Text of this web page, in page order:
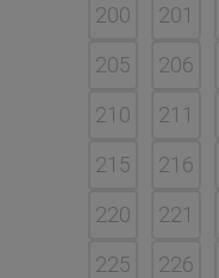
200
201
205
206
210
211
215
216
220
221
225
226